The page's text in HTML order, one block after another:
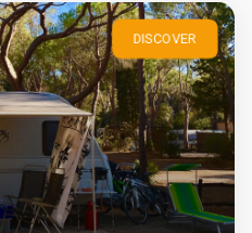
DISCOVER